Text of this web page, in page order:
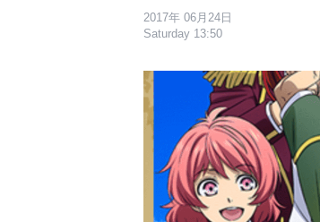
2017年 06月24日
Saturday 13:50